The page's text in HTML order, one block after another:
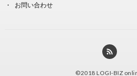
お問い合わせ
©2018 LOGI-BIZ